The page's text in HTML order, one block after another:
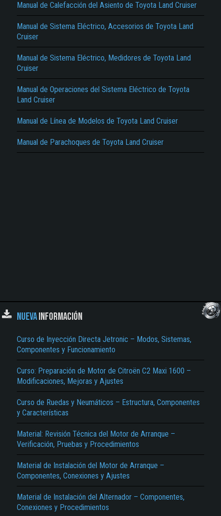
Manual de Calefacción del Asiento de Toyota Land Cruiser
Manual de Sistema Eléctrico, Accesorios de Toyota Land
Cruiser
Manual de Sistema Eléctrico, Medidores de Toyota Land
Cruiser
Manual de Operaciones del Sistema Eléctrico de Toyota
Land Cruiser
Manual de Línea de Modelos de Toyota Land Cruiser
Manual de Parachoques de Toyota Land Cruiser
NUEVAINFORMACIÓN
Curso de Inyección Directa Jetronic – Modos, Sistemas,
Componentes y Funcionamiento
Curso: Preparación de Motor de Citroën C2 Maxi 1600 –
Modificaciones, Mejoras y Ajustes
Curso de Ruedas y Neumáticos – Estructura, Componentes
y Características
Material: Revisión Técnica del Motor de Arranque –
Verificación, Pruebas y Procedimientos
Material de Instalación del Motor de Arranque –
Componentes, Conexiones y Ajustes
Material de Instalación del Alternador – Componentes,
Conexiones y Procedimientos
Texto o Imagen de portada son erróneos.
No carga o no se visualiza el contenido.